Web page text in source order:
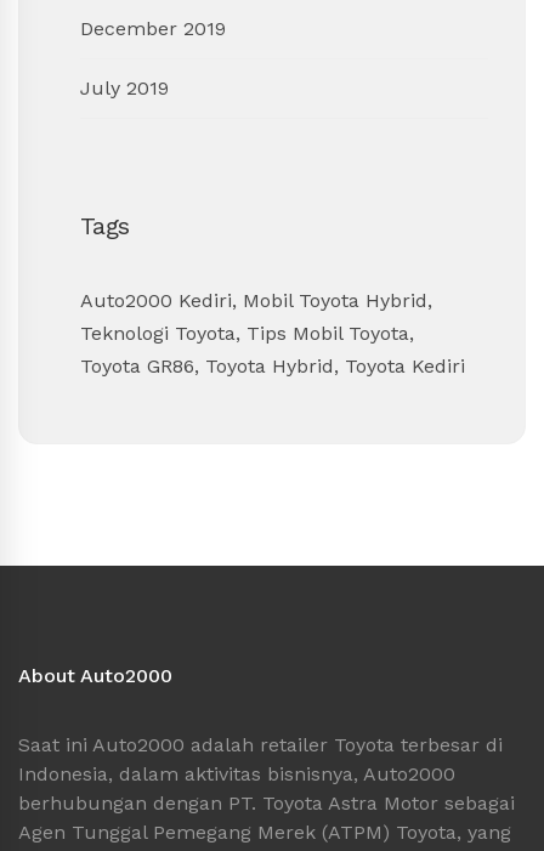
December 2019
July 2019
Tags
Auto2000 Kediri, Mobil Toyota Hybrid,
Teknologi Toyota, Tips Mobil Toyota,
Toyota GR86, Toyota Hybrid, Toyota Kediri
About Auto2000
Saat ini Auto2000 adalah retailer Toyota terbesar di
Indonesia, dalam aktivitas bisnisnya, Auto2000
berhubungan dengan PT. Toyota Astra Motor sebagai
Agen Tunggal Pemegang Merek (ATPM) Toyota, yang